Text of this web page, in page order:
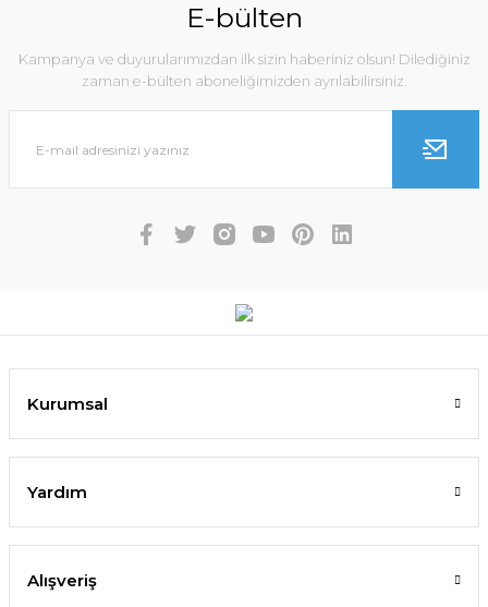
E-bülten
Kampanya ve duyurularımızdan ilk sizin haberiniz olsun! Dilediğiniz
zaman e-bülten aboneliğimizden ayrılabilirsiniz.
Kurumsal
Yardım
Alışveriş